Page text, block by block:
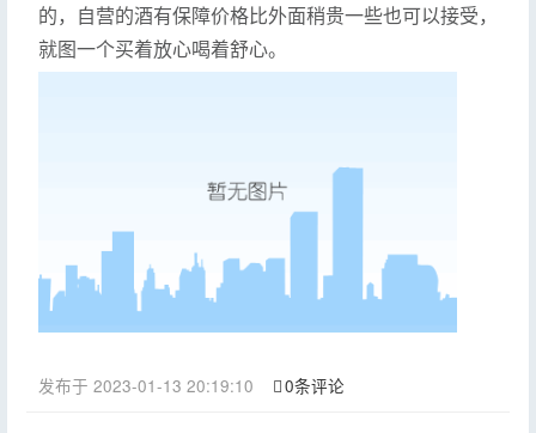
的，自营的酒有保障价格比外面稍贵一些也可以接受，
就图一个买着放心喝着舒心。
发布于 2023-01-13 20:19:10 0条评论